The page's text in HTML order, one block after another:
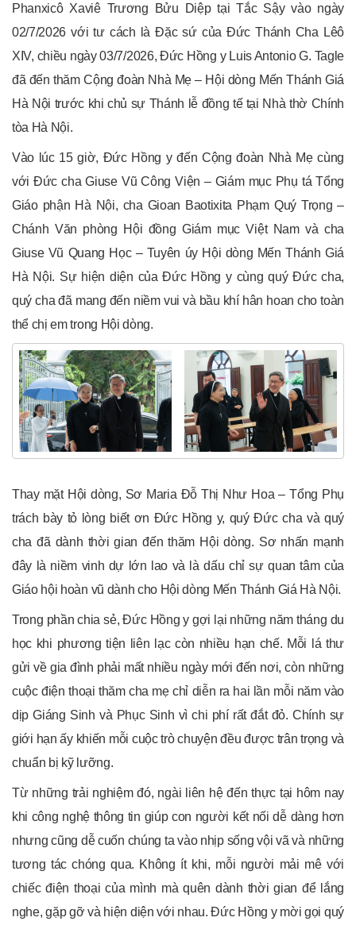
Phanxicô Xaviê Trương Bửu Diệp tại Tắc Sậy vào ngày
02/7/2026 với tư cách là Đặc sứ của Đức Thánh Cha Lêô
XIV, chiều ngày 03/7/2026, Đức Hồng y Luis Antonio G. Tagle
đã đến thăm Cộng đoàn Nhà Mẹ – Hội dòng Mến Thánh Giá
Hà Nội trước khi chủ sự Thánh lễ đồng tế tại Nhà thờ Chính
tòa Hà Nội.
Vào lúc 15 giờ, Đức Hồng y đến Cộng đoàn Nhà Mẹ cùng
với Đức cha Giuse Vũ Công Viện – Giám mục Phụ tá Tổng
Giáo phận Hà Nội, cha Gioan Baotixita Phạm Quý Trọng –
Chánh Văn phòng Hội đồng Giám mục Việt Nam và cha
Giuse Vũ Quang Học – Tuyên úy Hội dòng Mến Thánh Giá
Hà Nội. Sự hiện diện của Đức Hồng y cùng quý Đức cha,
quý cha đã mang đến niềm vui và bầu khí hân hoan cho toàn
thể chị em trong Hội dòng.
Thay mặt Hội dòng, Sơ Maria Đỗ Thị Như Hoa – Tổng Phụ
trách bày tỏ lòng biết ơn Đức Hồng y, quý Đức cha và quý
cha đã dành thời gian đến thăm Hội dòng. Sơ nhấn mạnh
đây là niềm vinh dự lớn lao và là dấu chỉ sự quan tâm của
Giáo hội hoàn vũ dành cho Hội dòng Mến Thánh Giá Hà Nội.
Trong phần chia sẻ, Đức Hồng y gợi lại những năm tháng du
học khi phương tiện liên lạc còn nhiều hạn chế. Mỗi lá thư
gửi về gia đình phải mất nhiều ngày mới đến nơi, còn những
cuộc điện thoại thăm cha mẹ chỉ diễn ra hai lần mỗi năm vào
dịp Giáng Sinh và Phục Sinh vì chi phí rất đắt đỏ. Chính sự
giới hạn ấy khiến mỗi cuộc trò chuyện đều được trân trọng và
chuẩn bị kỹ lưỡng.
Từ những trải nghiệm đó, ngài liên hệ đến thực tại hôm nay
khi công nghệ thông tin giúp con người kết nối dễ dàng hơn
nhưng cũng dễ cuốn chúng ta vào nhịp sống vội vã và những
tương tác chóng qua. Không ít khi, mỗi người mải mê với
chiếc điện thoại của mình mà quên dành thời gian để lắng
nghe, gặp gỡ và hiện diện với nhau. Đức Hồng y mời gọi quý